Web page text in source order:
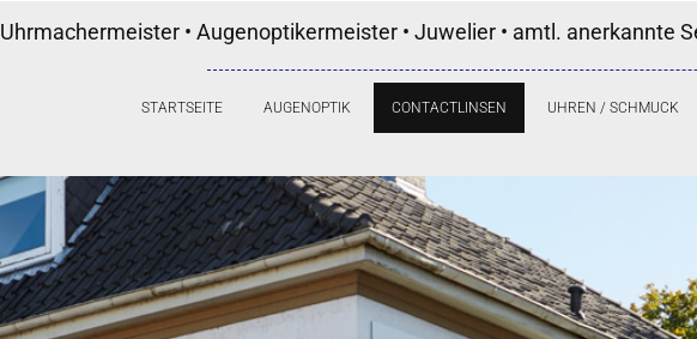
Uhrmachermeister • Augenoptikermeister • Juwelier • amtl. anerkannte
STARTSEITE AUGENOPTIK CONTACTLINSEN UHREN / SCHMUCK